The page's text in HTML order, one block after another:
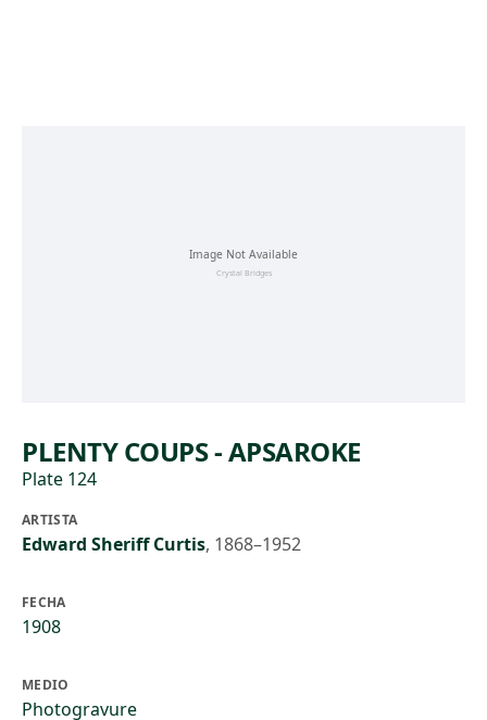
PLENTY COUPS - APSAROKE
Plate 124
ARTISTA
Edward Sheriff Curtis, 1868–1952
FECHA
1908
MEDIO
Photogravure